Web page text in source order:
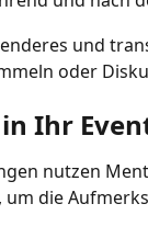
und
oder
Ihr
nutzen
die